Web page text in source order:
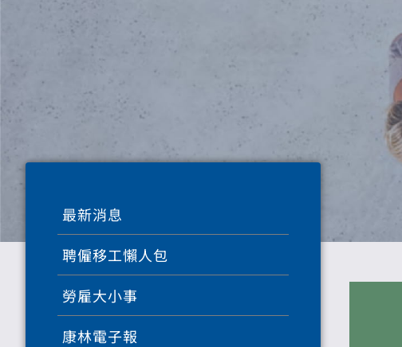
最新消息
聘僱移工懶人包
勞雇大小事
康林電子報